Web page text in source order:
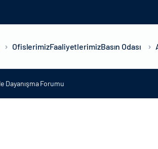
OfislerimizFaaliyetlerimizBasın Odası
Dayanışma Forumu